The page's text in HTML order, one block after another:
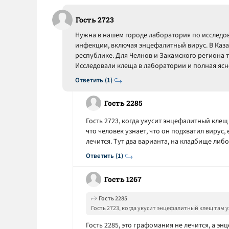
Гость 2723
Ответить (1)
Нужна в нашем городе лаборатория по
инфекции, включая энцефалитный вирус. В
республике. Для Челнов и Закамского
Исследовали клеща в лаборатории и полная
Гость 2285
Ответить (1)
Гость 2723, когда укусит энцефалитный
что человек узнает, что он подхватил
лечится. Тут два варианта, на кладбище
Гость 1267
Гость 2285
Гость 2723, когда укусит энцефалитный клещ
кладбище либо в дурку...
Гость 2285, это графомания не лечится, а